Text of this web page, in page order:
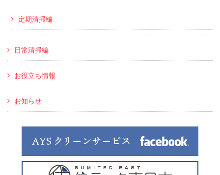
定期清掃編
日常清掃編
お役立ち情報
お知らせ